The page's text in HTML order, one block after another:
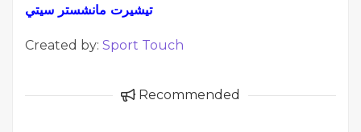
تيشيرت مانشستر سيتي
Created by: Sport Touch
Recommended